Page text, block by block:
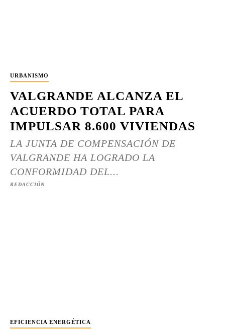
URBANISMO
VALGRANDE ALCANZA EL
ACUERDO TOTAL PARA
IMPULSAR 8.600 VIVIENDAS
LA JUNTA DE COMPENSACIÓN DE
VALGRANDE HA LOGRADO LA
CONFORMIDAD DEL...
REDACCIÓN
EFICIENCIA ENERGÉTICA